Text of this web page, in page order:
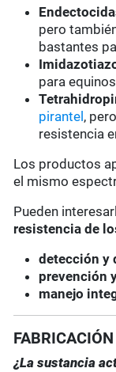
pero
bastantes
para
pirantel ,
resistencia
Los productos
el mismo
Pueden
resistencia de
detección y
prevención
manejo
¿La sustancia